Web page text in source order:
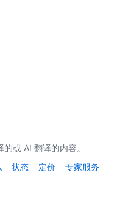
或 AI 翻译的内容。
状态 定价
专家服务